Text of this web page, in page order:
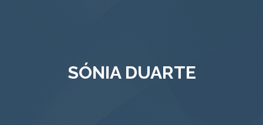
SÓNIA DUARTE